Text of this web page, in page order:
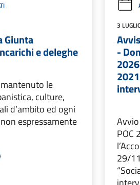
Giunta
e deleghe
le
culture,
d’ambito ed ogni
espressamente
3
-
POC
29/